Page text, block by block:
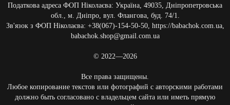
Податкова адреса ФОП Ніколаєва: Україна, 49035, Дніпропетровська
обл., м. Дніпро, вул. Флангова, буд. 74/1.
Зв'язок з ФОП Ніколаєва: +38(067)-154-50-50, https://babachok.com.ua,
babachok.shop@gmail.com.ua
© 2022—2026
Все права защищены.
Любое копирование текстов или фотографий с авторскими работами
должно быть согласовано с владельцем сайта или иметь прямую